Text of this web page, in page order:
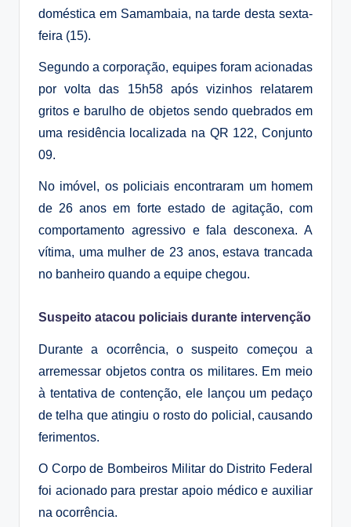
doméstica em Samambaia, na tarde desta sexta-
feira (15).
Segundo a corporação, equipes foram acionadas
por volta das 15h58 após vizinhos relatarem
gritos e barulho de objetos sendo quebrados em
uma residência localizada na QR 122, Conjunto
09.
No imóvel, os policiais encontraram um homem
de 26 anos em forte estado de agitação, com
comportamento agressivo e fala desconexa. A
vítima, uma mulher de 23 anos, estava trancada
no banheiro quando a equipe chegou.
Suspeito atacou policiais durante intervenção
Durante a ocorrência, o suspeito começou a
arremessar objetos contra os militares. Em meio
à tentativa de contenção, ele lançou um pedaço
de telha que atingiu o rosto do policial, causando
ferimentos.
O Corpo de Bombeiros Militar do Distrito Federal
foi acionado para prestar apoio médico e auxiliar
na ocorrência.